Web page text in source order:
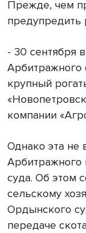
Прежде, чем
предупредить
- 30 сентября
Арбитражного
крупный
компании
Однако эта не
Арбитражного
суда. Об этом
сельскому
Ордынского
передаче